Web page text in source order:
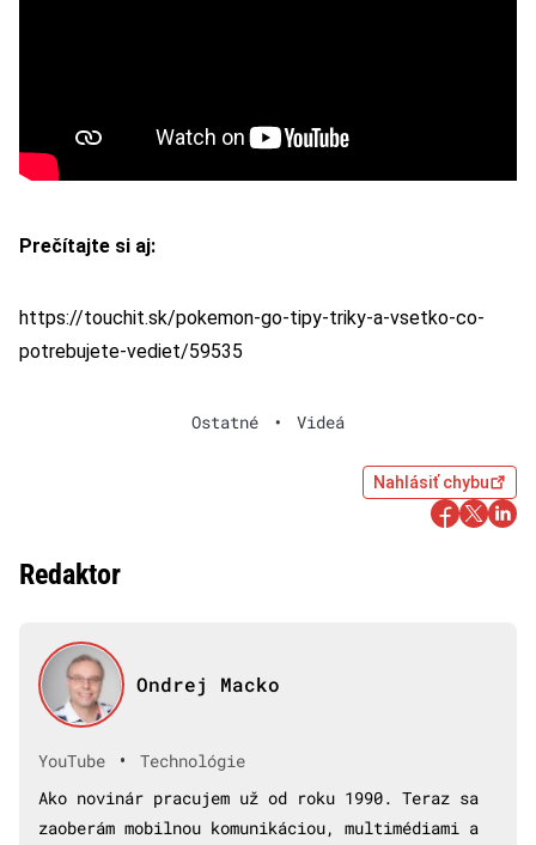
Prečítajte si aj:
https://touchit.sk/pokemon-go-tipy-triky-a-vsetko-co-
potrebujete-vediet/59535
Ostatné • Videá
Nahlásiť chybu
Redaktor
Ondrej Macko
YouTube •
Technológie
Ako novinár pracujem už od roku 1990. Teraz sa
zaoberám mobilnou komunikáciou, multimédiami a